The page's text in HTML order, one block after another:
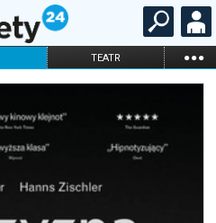
TEATR ...
KARNETY